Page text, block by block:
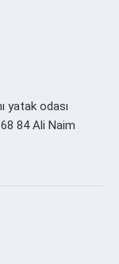
yatak odası
84 Ali Naim